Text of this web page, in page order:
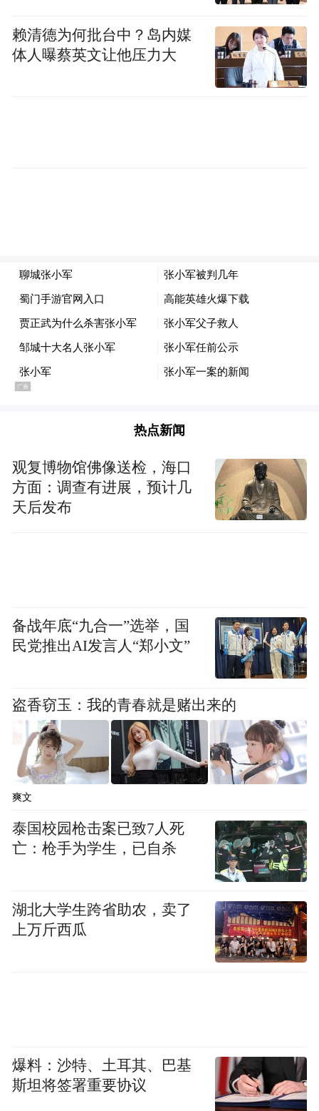
颁奖仪式结束后，张小军表示，获得这项称
号，不仅仅是个人的荣誉，更是组织对聊城
市文联文艺志愿服务工作的重视和认可，也
是全市广大文艺工作者共同努力的结果，今
后工作中她将与文艺工作者一道，继续推进
事，与时代同行，为人民放歌，为“六个新聊
张小军曾荣获首届“聊城文化英才”、聊城市
新长征突击手等荣誉称号，连续多年被市委
年，被山东省文联授予全省文联系统先进个
人；2018--2021年，连续三年被山东省人社
厅、省文联授予全省文联系统先进个人称
号；2022年3月，荣获2021年度山东省学雷
锋志愿服务“四个100”“最美志愿者”称号；第
35期敬业奉献“聊城好人”。
据了解，第九届聊城市道德模范选树宣传工
作启动以来，按照属地管理、逐级推荐的原
则，经过层层遴选、组委会办公室初评、专
家评审等程序，最终共确定人选30名。
稿件来源：聊城文艺 姜博宁
“特别声明：以上作品内容(包括在内的视频、图片或音
space services.”
赖清德为何批台中？岛内媒
体人曝蔡英文让他压力大
热点新闻
观复博物馆佛像送检，海口
方面：调查有进展，预计几
天后发布
备战年底“九合一”选举，国
民党推出AI发言人“郑小文”
盗香窃玉：我的青春就是赌出来的
爽文
泰国校园枪击案已致7人死
亡：枪手为学生，已自杀
湖北大学生跨省助农，卖了
上万斤西瓜
爆料：沙特、土耳其、巴基
斯坦将签署重要协议